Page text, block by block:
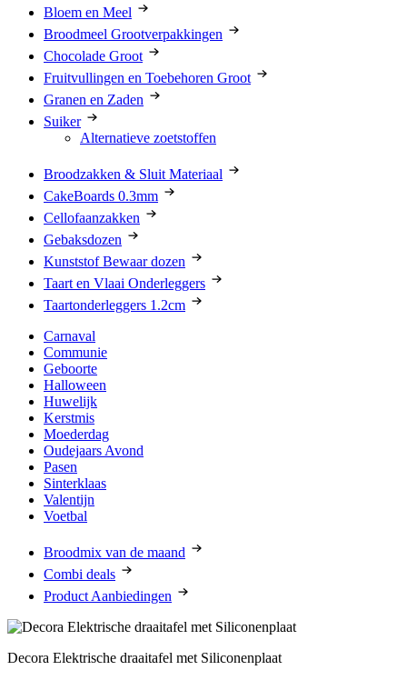
Bloem en Meel
Broodmeel Grootverpakkingen
Chocolade Groot
Fruitvullingen en Toebehoren Groot
Granen en Zaden
Suiker
Alternatieve zoetstoffen
Broodzakken & Sluit Materiaal
CakeBoards 0.3mm
Cellofaanzakken
Gebaksdozen
Kunststof Bewaar dozen
Taart en Vlaai Onderleggers
Taartonderleggers 1.2cm
Carnaval
Communie
Geboorte
Halloween
Huwelijk
Kerstmis
Moederdag
Oudejaars Avond
Pasen
Sinterklaas
Valentijn
Voetbal
Broodmix van de maand
Combi deals
Product Aanbiedingen
Decora Elektrische draaitafel met Siliconenplaat